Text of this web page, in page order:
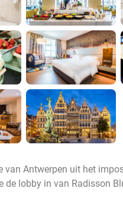
van Antwerpen uit het
de lobby in van Radisson